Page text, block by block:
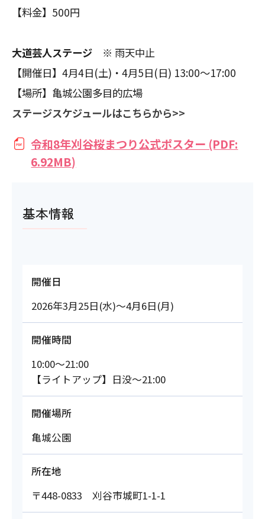
【料金】500円
大道芸人ステージ ※ 雨天中止
【開催日】4月4日(土)・4月5日(日) 13:00～17:00
【場所】亀城公園多目的広場
ステージスケジュールはこちらから>>
令和8年刈谷桜まつり公式ポスター (PDF:
6.92MB)
基本情報
開催日
2026年3月25日(水)～4月6日(月)
開催時間
10:00～21:00
【ライトアップ】日没～21:00
開催場所
亀城公園
所在地
〒448-0833 刈谷市城町1-1-1